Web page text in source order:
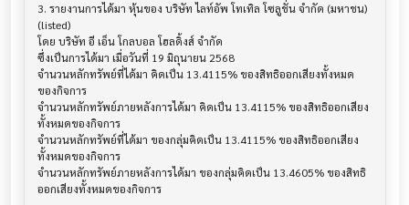
3. รายงานการได้มา หุ้นของ บริษัท ไลท์อัพ โทเทิล โซลูชั่น จำกัด (มหาชน)
(listed)
โดย บริษัท อี เอ็น โกลบอล โฮลดิ้งส์ จำกัด
ซึ่งเป็นการได้มา เมื่อวันที่ 19 มิถุนายน 2568
จำนวนหลักทรัพย์ที่ได้มา คิดเป็น 13.4115% ของสิทธิออกเสียงทั้งหมด
ของกิจการ
จำนวนหลักทรัพย์ภายหลังการได้มา คิดเป็น 13.4115% ของสิทธิออกเสียง
ทั้งหมดของกิจการ
จำนวนหลักทรัพย์ที่ได้มา ของกลุ่มคิดเป็น 13.4115% ของสิทธิออกเสียง
ทั้งหมดของกิจการ
จำนวนหลักทรัพย์ภายหลังการได้มา ของกลุ่มคิดเป็น 13.4605% ของสิทธิ
ออกเสียงทั้งหมดของกิจการ